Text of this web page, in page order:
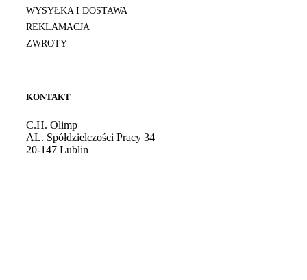
WYSYŁKA I DOSTAWA
REKLAMACJA
ZWROTY
KONTAKT
C.H. Olimp
AL. Spółdzielczości Pracy 34
20-147 Lublin